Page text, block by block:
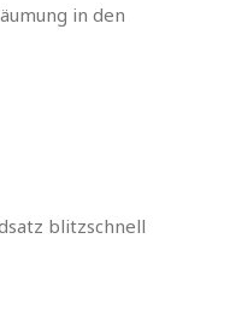
in den